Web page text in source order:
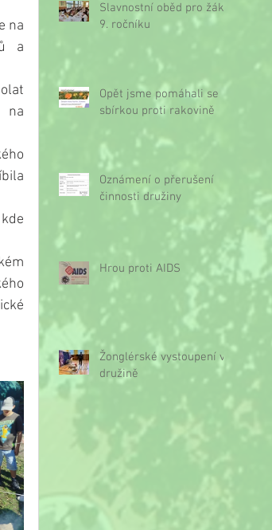
na
a
na
Slavnostní oběd pro žáky
9. ročníku
Opět jsme pomáhali se
sbírkou proti rakovině
Oznámení o přerušení
činnosti družiny
Hrou proti AIDS
Žonglérské vystoupení v
družině